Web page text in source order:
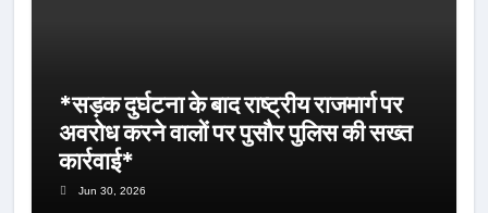
*सड़क दुर्घटना के बाद राष्ट्रीय राजमार्ग पर
अवरोध करने वालों पर पुसौर पुलिस की सख्त
कार्रवाई*
Jun 30, 2026